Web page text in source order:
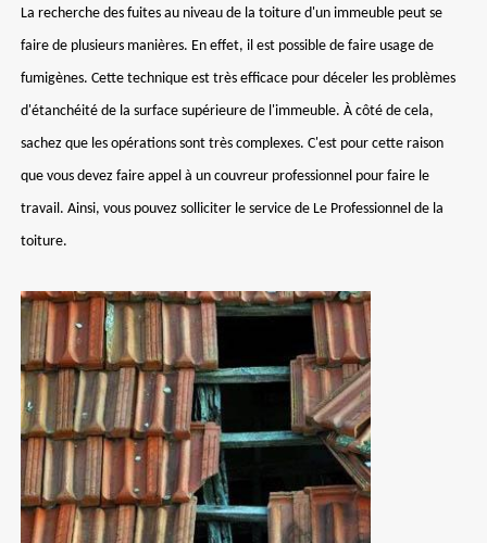
La recherche des fuites au niveau de la toiture d'un immeuble peut se
faire de plusieurs manières. En effet, il est possible de faire usage de
fumigènes. Cette technique est très efficace pour déceler les problèmes
d'étanchéité de la surface supérieure de l'immeuble. À côté de cela,
sachez que les opérations sont très complexes. C'est pour cette raison
que vous devez faire appel à un couvreur professionnel pour faire le
travail. Ainsi, vous pouvez solliciter le service de Le Professionnel de la
toiture.